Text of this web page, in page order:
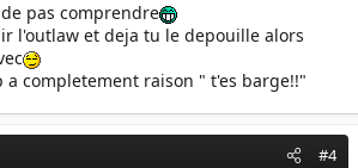
pas comprendre
l'outlaw et deja tu le depouille alors
a completement raison " t'es barge!!"
#4